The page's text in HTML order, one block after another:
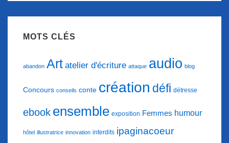
MOTS CLÉS
abandon Art atelier d'écriture attaque audio blog
Concours conseils conte création défi détresse
ebook ensemble exposition Femmes humour
hôtel illustratrice innovation interdits ipaginacoeur